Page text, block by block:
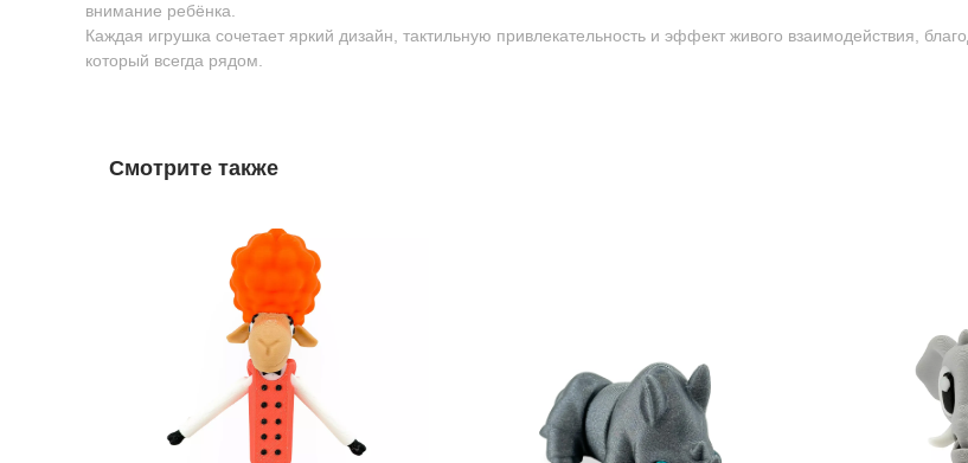
внимание ребёнка.
Каждая игрушка сочетает яркий дизайн, тактильную привлекательность и эффект живого взаимодействия,
который всегда рядом.
Смотрите также